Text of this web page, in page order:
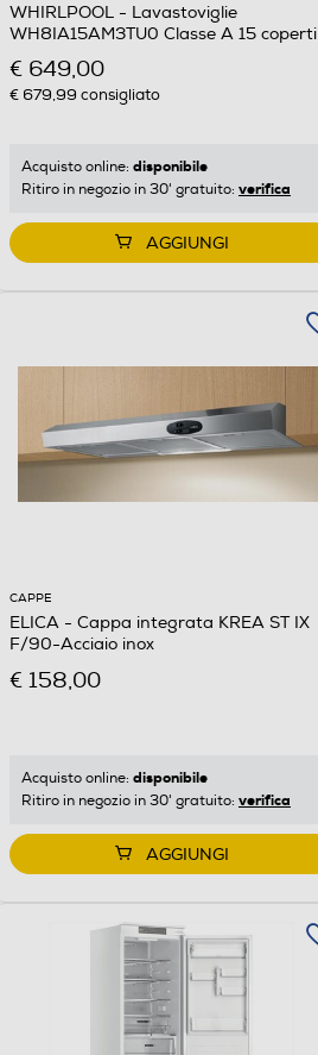
WHIRLPOOL - Lavastoviglie
WH8IA15AM3TU0 Classe A 15 coperti
€ 649,00
€ 679,99 consigliato
Acquisto online: disponibile
Ritiro in negozio in 30' gratuito: verifica
AGGIUNGI
CAPPE
ELICA - Cappa integrata KREA ST IX
F/90-Acciaio inox
€ 158,00
Acquisto online: disponibile
Ritiro in negozio in 30' gratuito: verifica
AGGIUNGI